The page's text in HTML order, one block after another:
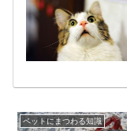
ペットにまつわる知識